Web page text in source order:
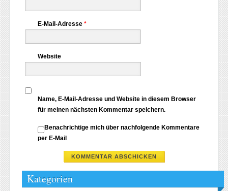
E-Mail-Adresse *
Website
Name, E-Mail-Adresse und Website in diesem Browser
für meinen nächsten Kommentar speichern.
Benachrichtige mich über nachfolgende Kommentare
per E-Mail
Kategorien